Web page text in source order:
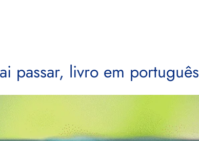
passar, livro em português